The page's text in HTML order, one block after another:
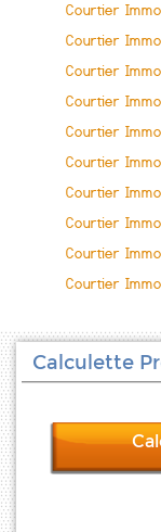
Courtier
Courtier
Courtier
Courtier
Courtier
Courtier
Courtier
Courtier
Courtier
Courtier
Calculette